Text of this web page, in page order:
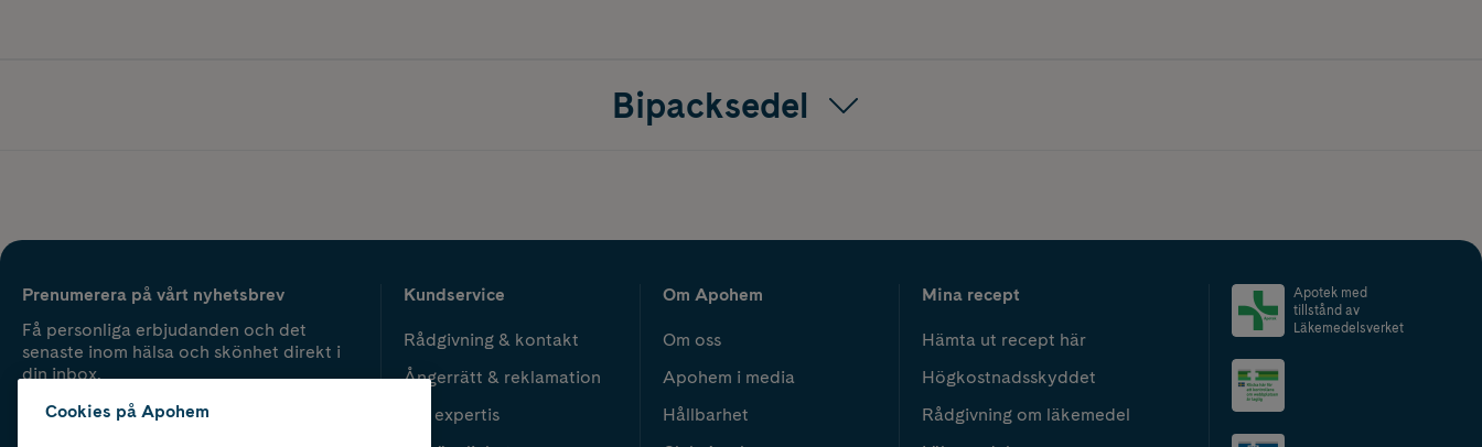
Bipacksedel
Prenumerera på vårt nyhetsbrev
Få personliga erbjudanden och det
senaste inom hälsa och skönhet direkt i
din inbox.
Kundservice
Rådgivning & kontakt
Ångerrätt & reklamation
Vår expertis
Om Apohem
Om oss
Apohem i media
Hållbarhet
Mina recept
Hämta ut recept här
Högkostnadsskyddet
Rådgivning om läkemedel
Apotek med
tillstånd av
Läkemedelsverket
Cookies på Apohem